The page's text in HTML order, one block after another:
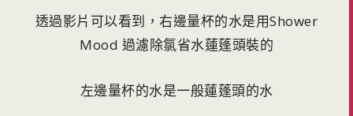
透過影片可以看到，右邊量杯的水是用Shower
Mood 過濾除氯省水蓮蓬頭裝的
左邊量杯的水是一般蓮蓬頭的水